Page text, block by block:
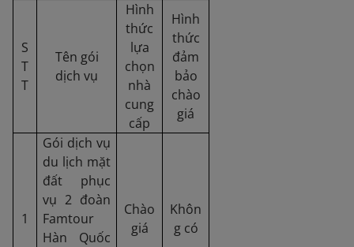
S
T
T
Tên gói
dịch vụ
Hình
thức
lựa
chọn
nhà
cung
cấp
Hình
thức
đảm
bảo
chào
giá
1
Gói dịch vụ
du lịch mặt
đất phục
vụ 2 đoàn
Famtour
Hàn Quốc
Chào
giá
Khôn
g có